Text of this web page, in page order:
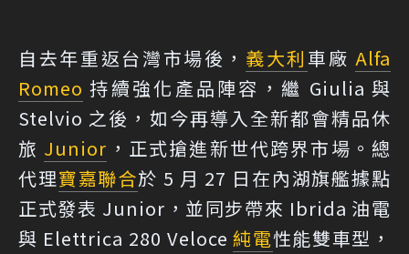
自去年重返台灣市場後， 義大利車廠Alfa
Romeo 持續強化產品陣容，繼 Giulia 與
Stelvio 之後，如今再導入全新都會精品休
旅 Junior ，正式搶進新世代跨界市場。總
代理寶嘉聯合於 5 月 27 日在內湖旗艦據點
正式發表 Junior，並同步帶來 Ibrida 油電
與 Elettrica 280 Veloce純電性能雙車型，